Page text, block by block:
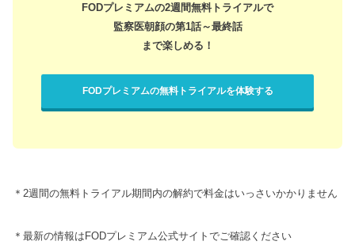
FODプレミアムの2週間無料トライアルで
監察医朝顔の第1話～最終話
まで楽しめる！
FODプレミアムの無料トライアルを体験する
＊2週間の無料トライアル期間内の解約で料金はいっさいかかりません
＊最新の情報はFODプレミアム公式サイトでご確認ください